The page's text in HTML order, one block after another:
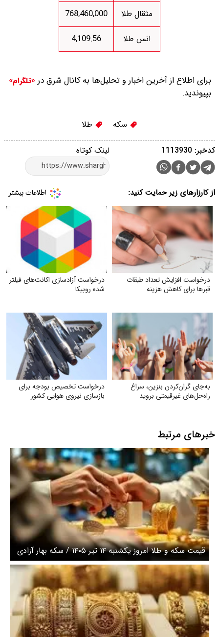
مثقال طلا 768,460,000
انس طلا 4,109.56
برای اطلاع از آخرین اخبار و تحلیل‌ها به کانال شرق در «تلگرام»
بپیوندید.
سکه طلا
لینک کوتاه کدخبر: 1113930
از کارزارهای زیر حمایت کنید:
درخواست افزایش تعداد طبقات
قبر‌ها برای کاهش هزینه
درخواست آزادسازی اکانت‌های فیلتر
شده روبیکا
به‌جای گران‌کردن بنزین، سراغ
راه‌حل‌های غیرقیمتی بروید
درخواست تخصیص بودجه برای
بازسازی نیروی هوایی کشور
خبرهای مرتبط
قیمت سکه و طلا امروز یکشنبه ۱۴ تیر ۱۴۰۵ / سکه بهار آزادی
چند؟ + جدول